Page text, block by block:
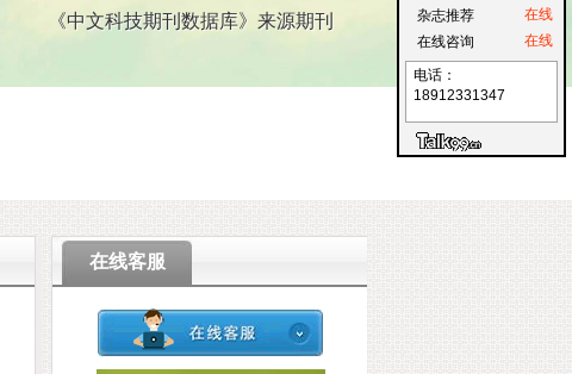
《中文科技期刊数据库》来源期刊
在线客服
在线
杂志推荐
在线
在线咨询
电话：
18912331347